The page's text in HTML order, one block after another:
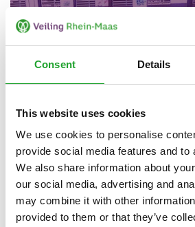
Consent Details
This website uses cookies
We use cookies to personalise
provide social media features and to
We also share information about
our social media, advertising and
may combine it with other
provided to them or that they’ve